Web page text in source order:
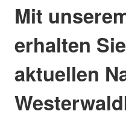
Mit
erhalten
aktuellen